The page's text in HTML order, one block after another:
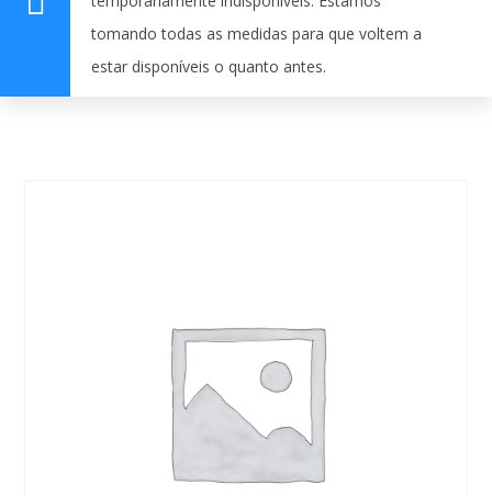
tomando todas as medidas para que voltem a
estar disponíveis o quanto antes.